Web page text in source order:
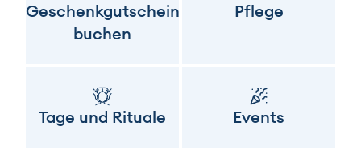
Geschenkgutschein
buchen
Pflege
Tage und Rituale Events